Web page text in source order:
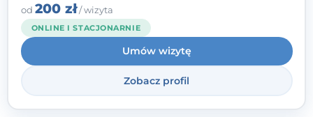
od 200 zł/ wizyta
ONLINE I STACJONARNIE
Umów wizytę
Zobacz profil